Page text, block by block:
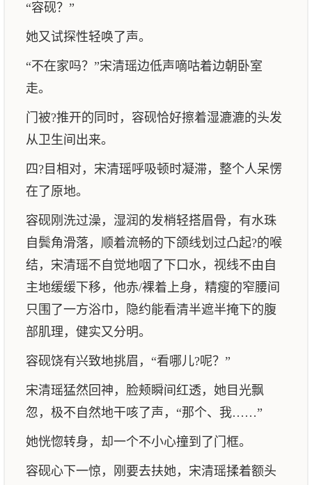
“容砚？”
她又试探性轻唤了声。
“不在家吗？”宋清瑶边低声嘀咕着边朝卧室
走。
门被?推开的同时，容砚恰好擦着湿漉漉的头发
从卫生间出来。
四?目相对，宋清瑶呼吸顿时凝滞，整个人呆愣
在了原地。
容砚刚洗过澡，湿润的发梢轻搭眉骨，有水珠
自鬓角滑落，顺着流畅的下颌线划过凸起?的喉
结，宋清瑶不自觉地咽了下口水，视线不由自
主地缓缓下移，他赤/裸着上身，精瘦的窄腰间
只围了一方浴巾，隐约能看清半遮半掩下的腹
部肌理，健实又分明。
容砚饶有兴致地挑眉，“看哪儿?呢？”
宋清瑶猛然回神，脸颊瞬间红透，她目光飘
忽，极不自然地干咳了声，“那个、我……”
她恍惚转身，却一个不小心撞到了门框。
容砚心下一惊，刚要去扶她，宋清瑶揉着额头